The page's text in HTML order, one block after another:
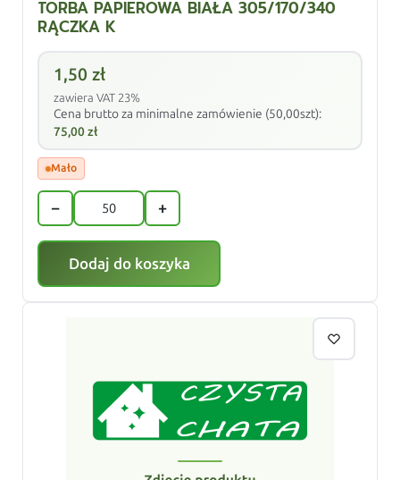
TORBA PAPIEROWA BIAŁA 305/170/340
RĄCZKA K
1,50zł
zawiera VAT 23%
Cena brutto za minimalne zamówienie (50,00szt):
75,00zł
Mało
− +
Dodaj do koszyka